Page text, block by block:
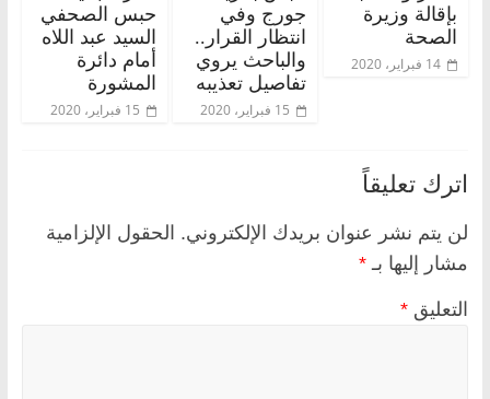
بإقالة وزيرة
الصحة
14 فبراير، 2020
جورج وفي
انتظار القرار..
والباحث يروي
تفاصيل تعذيبه
15 فبراير، 2020
حبس الصحفي
السيد عبد اللاه
أمام دائرة
المشورة
15 فبراير، 2020
اترك تعليقاً
لن يتم نشر عنوان بريدك الإلكتروني. الحقول الإلزامية
مشار إليها بـ *
التعليق *